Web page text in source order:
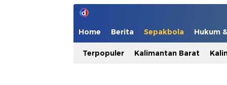
Home Berita Sepakbola Hukum
Terpopuler Kalimantan Barat